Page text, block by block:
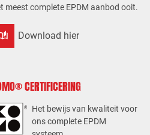
meest complete EPDM aanbod ooit.
Download hier
CERTIFICERING
Het bewijs van kwaliteit voor
ons complete EPDM